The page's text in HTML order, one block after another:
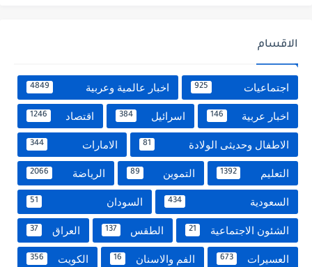
الاقسام
اجتماعيات 925 اخبار عالمية وعربية 4849
اخبار عربية 146 اسرائيل 384 اقتصاد 1246
الاطفال وحديثى الولادة 81 الامارات 344
التعليم 1392 التموين 89 الرياضة 2066
السعودية 434 السودان 51
الشئون الاجتماعية 21 الطقس 137 العراق 37
العسيرات 673 الفم والاسنان 16 الكويت 356